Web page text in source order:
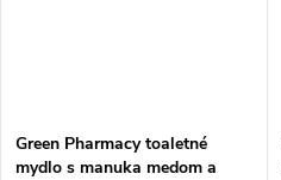
Green Pharmacy toaletné
mydlo s manuka medom a